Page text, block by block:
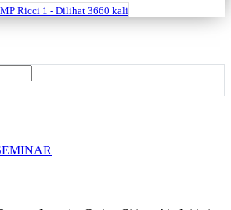
Ricci 1 - Dilihat 3660 kali